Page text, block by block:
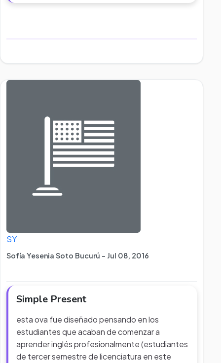
SY
Sofía Yesenia Soto Bucurú - Jul 08, 2016
Simple Present
esta ova fue diseñado pensando en los
estudiantes que acaban de comenzar a
aprender inglés profesionalmente (estudiantes
de tercer semestre de licenciatura en este